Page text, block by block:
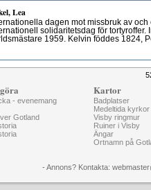
Lea
dagen mot missbruk av
solidaritetsdag för tortyroffer.
1959. Kelvin föddes 1824,
- evenemang
Gotland
Kartor
Badplatser
Medeltida kyrkor
Visby ringmur
Ruiner i Visby
Ängar
Ortnamn på
- Annons? Kontakta: